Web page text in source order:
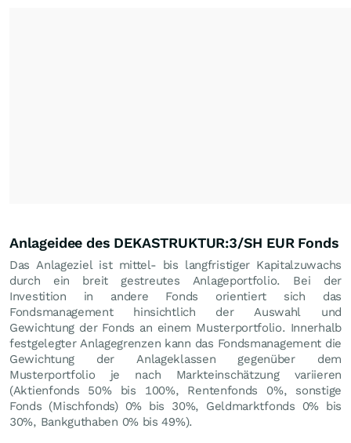
Anlageidee des DEKASTRUKTUR:3/SH EUR Fonds
Das Anlageziel ist mittel- bis langfristiger Kapitalzuwachs
durch ein breit gestreutes Anlageportfolio. Bei der
Investition in andere Fonds orientiert sich das
Fondsmanagement hinsichtlich der Auswahl und
Gewichtung der Fonds an einem Musterportfolio. Innerhalb
festgelegter Anlagegrenzen kann das Fondsmanagement die
Gewichtung der Anlageklassen gegenüber dem
Musterportfolio je nach Markteinschätzung variieren
(Aktienfonds 50% bis 100%, Rentenfonds 0%, sonstige
Fonds (Mischfonds) 0% bis 30%, Geldmarktfonds 0% bis
30%, Bankguthaben 0% bis 49%).